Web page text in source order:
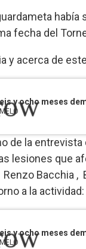
fecha del
y acerca de
y ocho meses
de la
lesiones que
Bacchia ,
a la actividad:
y ocho meses